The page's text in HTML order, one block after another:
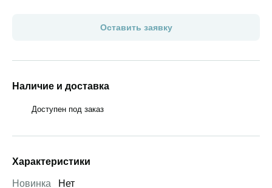
Оставить заявку
Наличие и доставка
Доступен под заказ
Характеристики
Новинка
Нет